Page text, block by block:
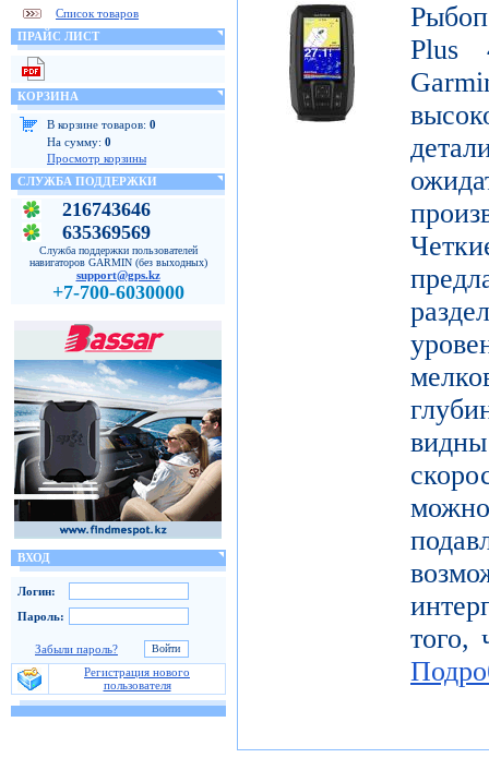
Список товаров
ПРАЙС ЛИСТ
КОРЗИНА
В корзине товаров: 0
На сумму: 0
Просмотр корзины
СЛУЖБА ПОДДЕРЖКИ
216743646
635369569
Служба поддержки пользователей
навигаторов GARMIN (без выходных)
support@gps.kz
+7-700-6030000
ВХОД
Логин:
Пароль:
Забыли пароль?
Регистрация нового
пользователя
Plus
того,